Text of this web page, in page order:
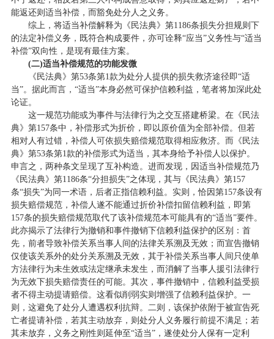
能返还则适当补偿，而豁免处分人之义务。
综上，将适当补偿解释为《民法典》第1186条损失分担规则下
的法定补偿义务，既符合构成要件，亦可诠释“应当”义务性与“适当
补偿”双向性，是现有最佳方案。
(二)适当补偿规范的功能发微
《民法典》第53条第1款为处分人提供的损失救济途径即“适
当”。据此而言，“适当”本身必然可保护信赖利益，笔者将加深此处
论证。
这一规范功能或为事件与法律行为之交互搭建桥梁。在《民法
典》第157条中，补偿形式为折价，即以原价值为全部补偿。但若
相对人有过错，补偿人可依损失赔偿规范取得相应救济。而《民法
典》第53条第1款的补偿形式为适当，其本身给予补偿人以保护。
申言之，两种条文呈现了互补构造。进而发现，因适当补偿规范乃
《民法典》第1186条“分担损失”之体现，其与《民法典》第157
条“损失”为同一术语，后者正指信赖利益。实则，恰因第157条设有
损失赔偿规范，补偿人遂不能通过折价补偿扣留信赖利益，即第
157条的损失赔偿规范取代了该补偿规范本可能具有的“适当”要件。
此亦揭示了法律行为撤销和事件撤销下信赖利益保护的区别：首
先，前者导致补偿关系当事人间的法律关系溯及无效；而宣告撤销
仅使该关系外的处分关系溯及无效，其于补偿关系当事人间只使单
方法律行为未生效或法定继承未发生，而消解了当事人援引法律行
为无效下损失赔偿责任的可能。其次，事件撤销中，信赖利益受损
者不得主动提请赔偿。这看似削弱实则增强了信赖利益保护。一
则，这避免了处分人遭遇权利抗辩。二则，该保护依附于被宣告死
亡者提请补偿，若其主动放弃，则处分人义务履行前提不满足；若
其未放弃，义务之刚性则延伸至“适当”，遂使处分人保有一定利